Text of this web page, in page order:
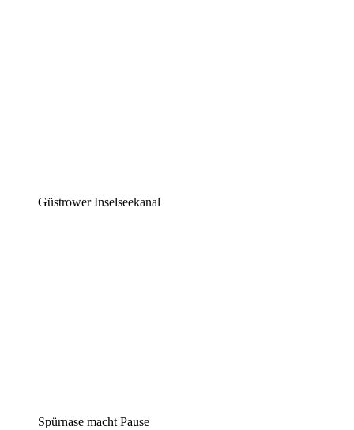
Güstrower Inselseekanal
Spürnase macht Pause